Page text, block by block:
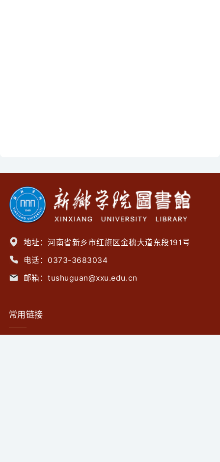
地址：河南省新乡市红旗区金穗大道东段191号
电话：0373-3683034
邮箱：tushuguan@xxu.edu.cn
常用链接